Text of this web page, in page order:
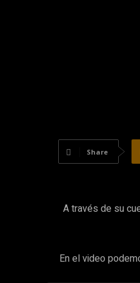
Share
A través de su
En el video